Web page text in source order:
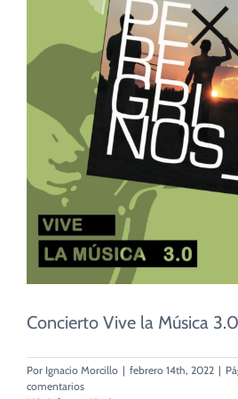
CUIDADO PASTORAL
FE CATÓLICA
COMUNITARIOS
CAMPUS
COLABORA
Concierto Vive la Música 3.0
Por Ignacio Morcillo | febrero 14th, 2022 |
comentarios